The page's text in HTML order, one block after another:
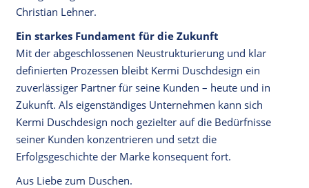
Christian Lehner.
Ein starkes Fundament für die Zukunft
Mit der abgeschlossenen Neustrukturierung und klar
definierten Prozessen bleibt Kermi Duschdesign ein
zuverlässiger Partner für seine Kunden – heute und in
Zukunft. Als eigenständiges Unternehmen kann sich
Kermi Duschdesign noch gezielter auf die Bedürfnisse
seiner Kunden konzentrieren und setzt die
Erfolgsgeschichte der Marke konsequent fort.
Aus Liebe zum Duschen.